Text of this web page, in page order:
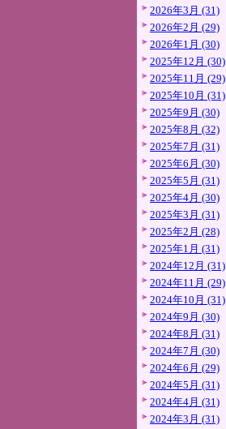
2026年3月 (31)
2026年2月 (29)
2026年1月 (30)
2025年12月 (30)
2025年11月 (29)
2025年10月 (31)
2025年9月 (30)
2025年8月 (32)
2025年7月 (31)
2025年6月 (30)
2025年5月 (31)
2025年4月 (30)
2025年3月 (31)
2025年2月 (28)
2025年1月 (31)
2024年12月 (31)
2024年11月 (29)
2024年10月 (31)
2024年9月 (30)
2024年8月 (31)
2024年7月 (30)
2024年6月 (29)
2024年5月 (31)
2024年4月 (31)
2024年3月 (31)